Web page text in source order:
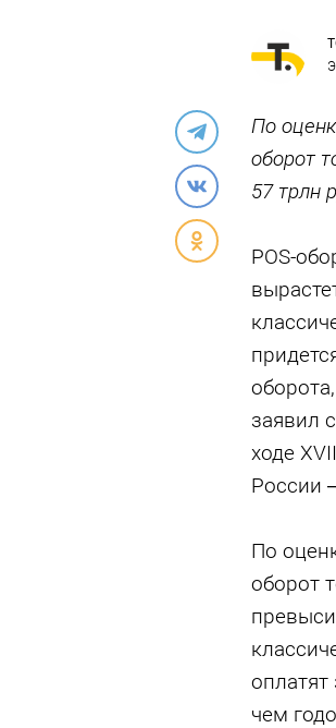
По
оборот
57 трлн
POS-
заявил
ходе
России
По
оборот
оплатят
чем